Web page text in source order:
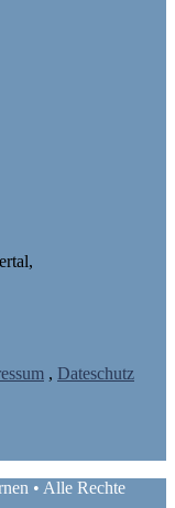
, Dateschutz
• Alle Rechte